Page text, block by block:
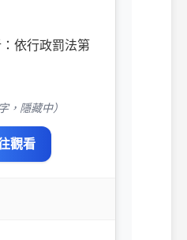
依行政罰法第
，隱藏中）
觀看